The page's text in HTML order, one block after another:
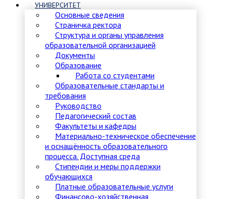
УНИВЕРСИТЕТ
Основные сведения
Страничка ректора
Структура и органы управления
образовательной организацией
Документы
Образование
Работа со студентами
Образовательные стандарты и
требования
Руководство
Педагогический состав
Факультеты и кафедры
Материально-техническое обеспечение
и оснащённость образовательного
процесса. Доступная среда
Стипендии и меры поддержки
обучающихся
Платные образовательные услуги
Финансово-хозяйственная